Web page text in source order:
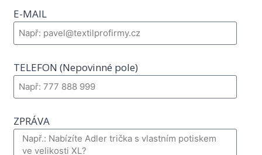
E-MAIL
TELEFON (Nepovinné pole)
ZPRÁVA